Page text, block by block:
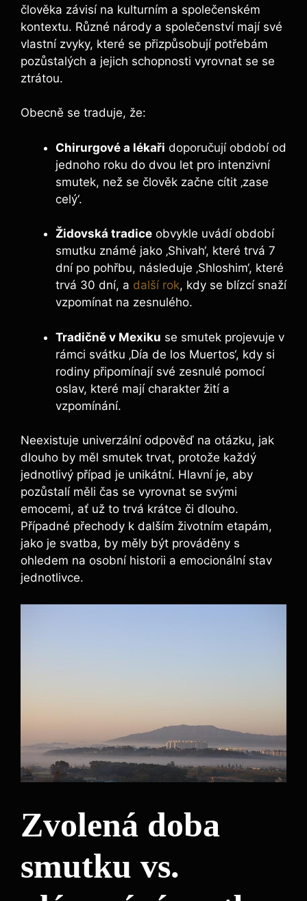
člověka závisí na kulturním a společenském
kontextu. Různé národy a společenství mají své
vlastní zvyky, které se přizpůsobují potřebám
pozůstalých a jejich schopnosti vyrovnat se se
ztrátou.
Obecně se traduje, že:
Chirurgové a lékaři doporučují období od
jednoho roku do dvou let pro intenzivní
smutek, než se člověk začne cítit ‚zase
celý‘.
Židovská tradice obvykle uvádí období
smutku známé jako ‚Shivah‘, které trvá 7
dní po pohřbu, následuje ‚Shloshim‘, které
trvá 30 dní, a další rok, kdy se blízcí snaží
vzpomínat na zesnulého.
Tradičně v Mexiku se smutek projevuje v
rámci svátku ‚Día de los Muertos‘, kdy si
rodiny připomínají své zesnulé pomocí
oslav, které mají charakter žití a
vzpomínání.
Neexistuje univerzální odpověď na otázku, jak
dlouho by měl smutek trvat, protože každý
jednotlivý případ je unikátní. Hlavní je, aby
pozůstalí měli čas se vyrovnat se svými
emocemi, ať už to trvá krátce či dlouho.
Případné přechody k dalším životním etapám,
jako je svatba, by měly být prováděny s
ohledem na osobní historii a emocionální stav
jednotlivce.
Zvolená doba
smutku vs.